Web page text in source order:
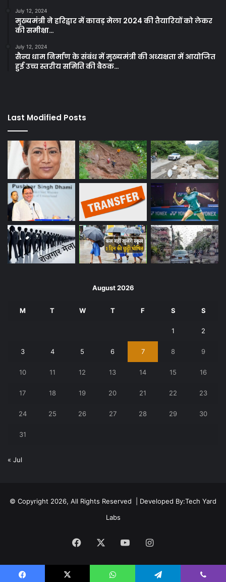
July 12, 2024
मुख्यमंत्री ने हरिद्वार में कावड़ मेला 2024 की तैयारियों को लेकर
की समीक्षा…
July 12, 2024
सैन्य धाम निर्माण के संबंध में मुख्यमंत्री की अध्यक्षता में आयोजित
हुई उच्च स्तरीय समिति की बैठक…
Last Modified Posts
August 2026
M T W T F S S
1 2
3 4 5 6 7 8 9
10 11 12 13 14 15 16
17 18 19 20 21 22 23
24 25 26 27 28 29 30
31
« Jul
© Copyright 2026, All Rights Reserved | Developed By:Tech Yard
Labs
Facebook YouTubeInstagram